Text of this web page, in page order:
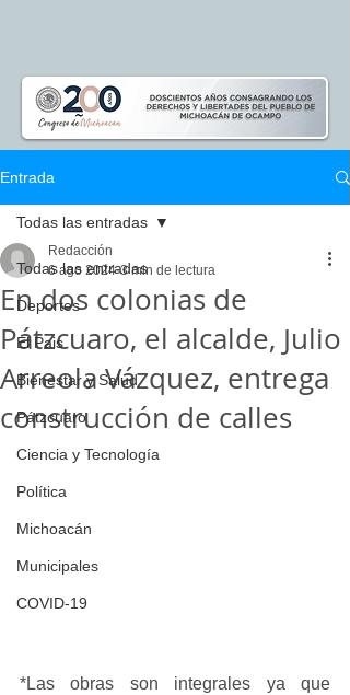
Entrada
Todas las entradas
Deportes
El Pais
Bienestar y Salud
Pátzcuaro
Ciencia y Tecnología
Política
Michoacán
Municipales
COVID-19
Todas las entradas
En dos colonias de
Pátzcuaro, el alcalde, Julio
Arreola Vázquez, entrega
construcción de calles
Redacción
6 ago 2024 3 min de lectura
*Las obras son integrales ya que